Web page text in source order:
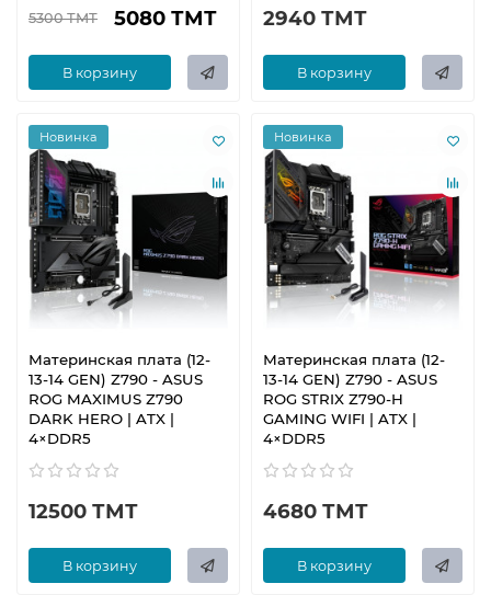
5300 ТМТ 5080 ТМТ
В корзину
2940 ТМТ
В корзину
Новинка
Материнская плата (12-
13-14 GEN) Z790 - ASUS
ROG MAXIMUS Z790
DARK HERO | ATX |
4×DDR5
12500 ТМТ
В корзину
Новинка
Материнская плата (12-
13-14 GEN) Z790 - ASUS
ROG STRIX Z790-H
GAMING WIFI | ATX |
4×DDR5
4680 ТМТ
В корзину